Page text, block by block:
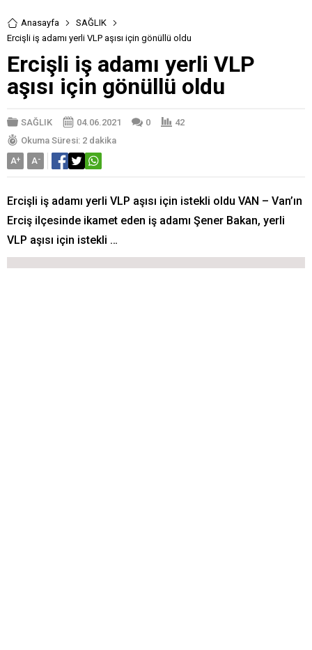
Anasayfa
SAĞLIK
Ercişli iş adamı yerli VLP aşısı için gönüllü oldu
Ercişli iş adamı yerli VLP
aşısı için gönüllü oldu
SAĞLIK 04.06.2021 0
42
Okuma Süresi: 2 dakika
A+ A-
Ercişli iş adamı yerli VLP aşısı için istekli oldu VAN – Van’ın
Erciş ilçesinde ikamet eden iş adamı Şener Bakan, yerli
VLP aşısı için istekli …